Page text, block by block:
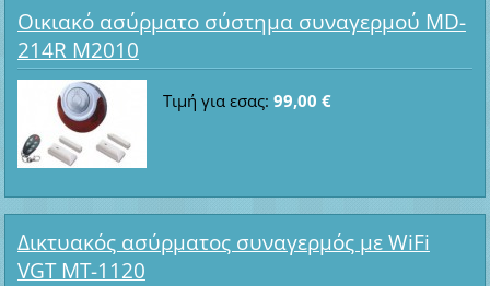
Οικιακό ασύρματο σύστημα συναγερμού MD-
214R M2010
Τιμή για εσας: 99,00 €
Δικτυακός ασύρματος συναγερμός με WiFi
VGT MT-1120